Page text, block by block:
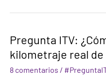
Pregunta ITV:
kilometraje real de
8 comentarios /
Pregunta
ITV:
¿Cómo
saber